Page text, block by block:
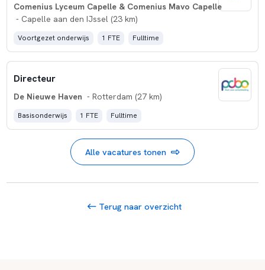
Comenius Lyceum Capelle & Comenius Mavo Capelle
- Capelle aan den IJssel (23 km)
Voortgezet onderwijs 1 FTE Fulltime
Directeur
De Nieuwe Haven - Rotterdam (27 km)
Basisonderwijs 1 FTE Fulltime
Alle vacatures tonen
Terug naar overzicht